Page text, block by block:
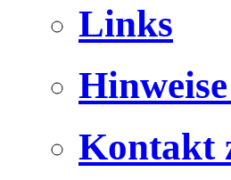
Links
Kontakt